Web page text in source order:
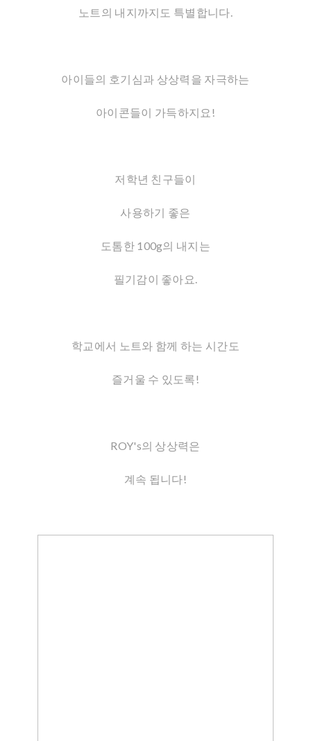
노트의 내지까지도 특별합니다.
아이들의 호기심과 상상력을 자극하는
아이콘들이 가득하지요!
저학년 친구들이
사용하기 좋은
도톰한 100g의 내지는
필기감이 좋아요.
학교에서 노트와 함께 하는 시간도
즐거울 수 있도록!
ROY's의 상상력은
계속 됩니다!